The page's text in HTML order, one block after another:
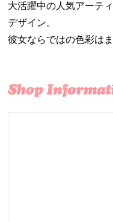
大活躍中の人気アーテ
デザイン。
彼女ならではの色彩は